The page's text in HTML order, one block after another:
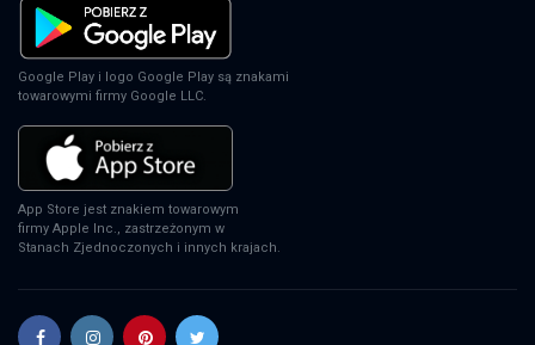
Google Play i logo Google Play są znakami
towarowymi firmy Google LLC.
App Store jest znakiem towarowym
firmy Apple Inc., zastrzeżonym w
Stanach Zjednoczonych i innych krajach.